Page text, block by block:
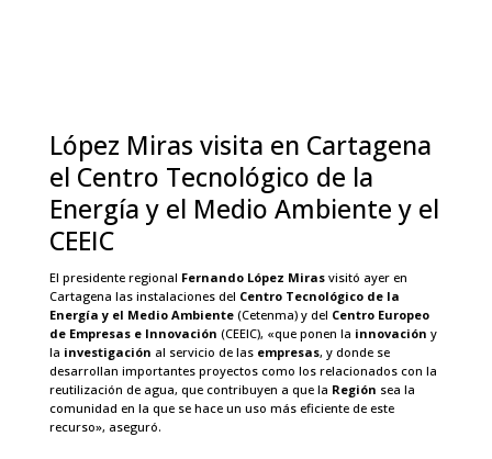
López Miras visita en Cartagena
el Centro Tecnológico de la
Energía y el Medio Ambiente y el
CEEIC
El presidente regional Fernando López Mirasvisitó ayer en
Cartagena las instalaciones del Centro Tecnológico de la
Energía y el Medio Ambiente(Cetenma) y del Centro Europeo
de Empresas e Innovación (CEEIC), «que ponen la innovación y
la investigación al servicio de las empresas, y donde se
desarrollan importantes proyectos como los relacionados con la
reutilización de agua, que contribuyen a que la Región sea la
comunidad en la que se hace un uso más eficiente de este
recurso», aseguró.